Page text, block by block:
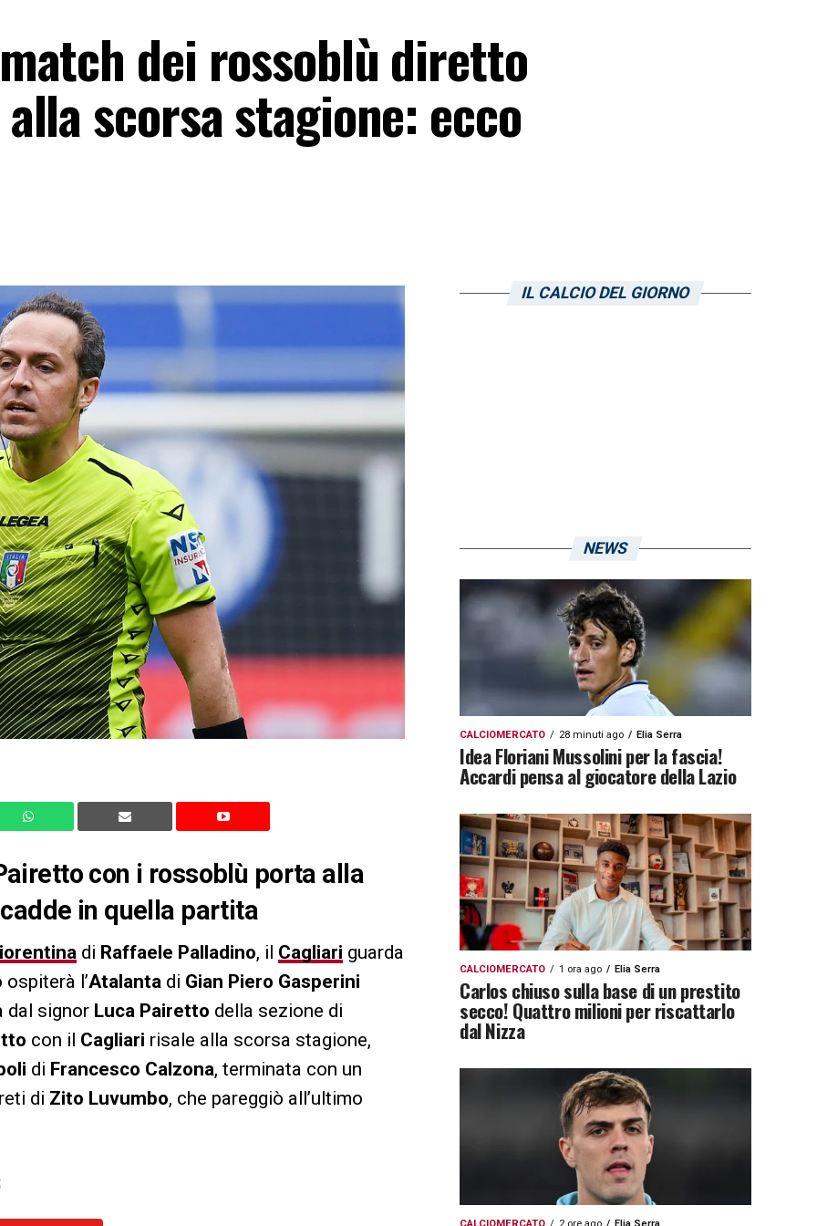
dei rossoblù diretto
scorsa stagione: ecco
con i rossoblù porta alla
in quella partita
di Raffaele Palladino, il Cagliari guarda
l’Atalanta di Gian Piero Gasperini
dal signor Luca Pairetto della sezione di
con il Cagliari risale alla scorsa stagione,
di Francesco Calzona, terminata con un
di Zito Luvumbo, che pareggiò all’ultimo
IL CALCIO DEL GIORNO
NEWS
CALCIOMERCATO 28 minuti ago Elia Serra
Idea Floriani Mussolini per la fascia!
Accardi pensa al giocatore della Lazio
CALCIOMERCATO 1 ora ago Elia Serra
Carlos chiuso sulla base di un prestito
secco! Quattro milioni per riscattarlo
dal Nizza